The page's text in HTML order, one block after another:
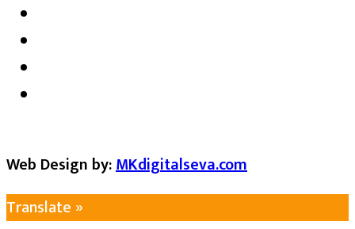
Web Design by:MKdigitalseva.com
Translate »